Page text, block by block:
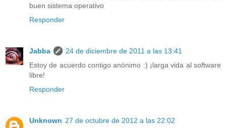
buen sistema operativo
Responder
Jabba
24 de diciembre de 2011 a las 13:41
Estoy de acuerdo contigo anónimo :) ¡larga vida al software
libre!
Responder
Unknown 27 de octubre de 2012 a las 22:02